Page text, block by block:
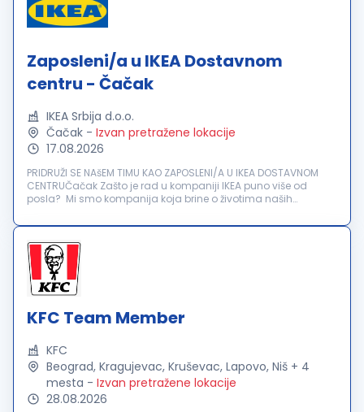
Zaposleni/a u IKEA Dostavnom
centru - Čačak
IKEA Srbija d.o.o.
Čačak - Izvan pretražene lokacije
17.08.2026
PRIDRUŽI SE NAšEM TIMU KAO ZAPOSLENI/A U IKEA DOSTAVNOM
CENTRUČačak Zašto je rad u kompaniji IKEA puno više od
posla? Mi smo kompanija koja brine o životima naših
prepoznato i uključeno. Bez obzir...
KFC Team Member
KFC
Beograd, Kragujevac, Kruševac, Lapovo, Niš + 4
mesta - Izvan pretražene lokacije
28.08.2026